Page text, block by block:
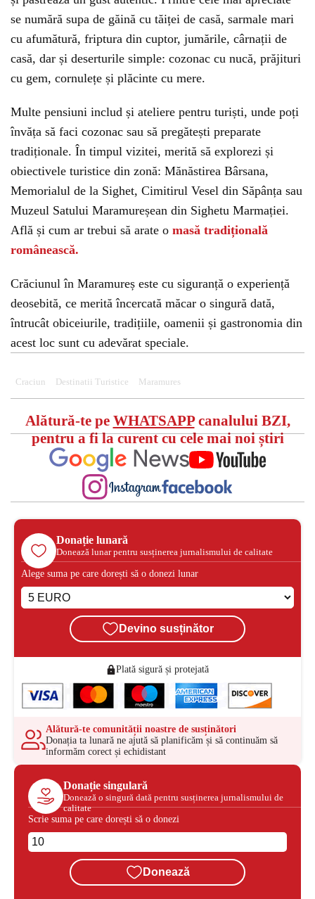
se numără supa de găină cu tăiței de casă, sarmale mari
cu afumătură, friptura din cuptor, jumările, cârnații de
casă, dar și deserturile simple: cozonac cu nucă, prăjituri
cu gem, cornulețe și plăcinte cu mere.
Multe pensiuni includ și ateliere pentru turiști, unde poți
învăța să faci cozonac sau să pregătești preparate
tradiționale. În timpul vizitei, merită să explorezi și
obiectivele turistice din zonă: Mănăstirea Bârsana,
Memorialul de la Sighet, Cimitirul Vesel din Săpânța sau
Muzeul Satului Maramureșean din Sighetu Marmației.
Află și cum ar trebui să arate o masă tradițională
românească.
Crăciunul în Maramureș este cu siguranță o experiență
deosebită, ce merită încercată măcar o singură dată,
întrucât obiceiurile, tradițiile, oamenii și gastronomia din
acest loc sunt cu adevărat speciale.
Craciun Destinatii Turistice Maramures
Alătură-te pe WHATSAPPcanalului BZI,
pentru a fi la curent cu cele mai noi știri
Donație lunară
Donează lunar pentru susținerea jurnalismului de calitate
Alege suma pe care dorești să o donezi lunar
Devino susținător
Plată sigură și protejată
Alătură-te comunității noastre de susținători
Donația ta lunară ne ajută să planificăm și să continuăm să
informăm corect și echidistant
Donație singulară
Donează o singură dată pentru susținerea jurnalismului de
calitate
Scrie suma pe care dorești să o donezi
Donează